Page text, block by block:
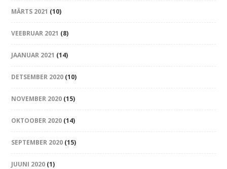
MÄRTS 2021 (10)
VEEBRUAR 2021 (8)
JAANUAR 2021 (14)
DETSEMBER 2020 (10)
NOVEMBER 2020 (15)
OKTOOBER 2020 (14)
SEPTEMBER 2020 (15)
JUUNI 2020 (1)